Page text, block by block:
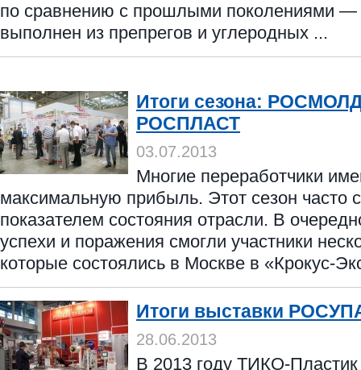
по сравнению с прошлыми поколениями —
выполнен из препрегов и углеродных ...
Итоги сезона:
РОСПЛАСТ
03.07.2013
Многие переработчики
максимальную прибыль. Этот сезон часто
показателем состояния отрасли. В
успехи и поражения смогли участники
которые состоялись в Москве в «Крокус-
Итоги выставки
28.06.2013
В 2013 году ТИКО-